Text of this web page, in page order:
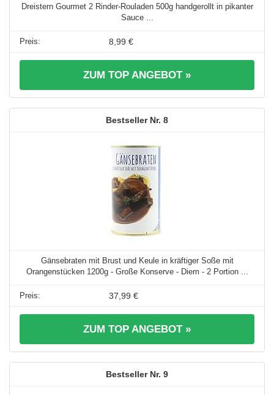
Dreistern Gourmet 2 Rinder-Rouladen 500g handgerollt in pikanter
Sauce ...
8,99 €
ZUM TOP ANGEBOT »
8
Gänsebraten mit Brust und Keule in kräftiger Soße mit
Orangenstücken 1200g - Große Konserve - Diem - 2 Portion ...
37,99 €
ZUM TOP ANGEBOT »
9